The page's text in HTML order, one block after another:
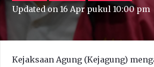
Updated on 16 Apr pukul 10:00 pm
Kejaksaan Agung (Kejagung)